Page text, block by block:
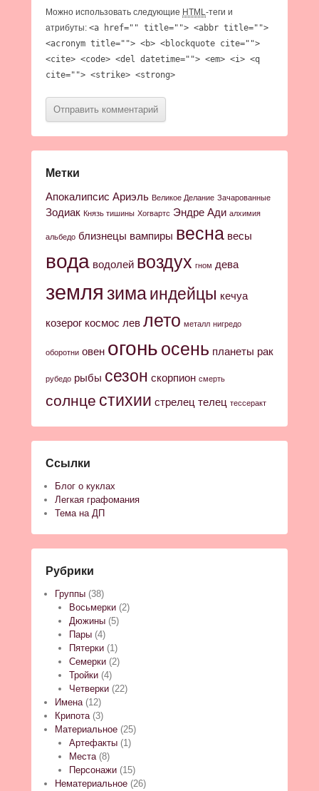
Можно использовать следующие HTML-теги и
атрибуты: <a href="" title=""> <abbr title="">
<acronym title=""> <b> <blockquote cite="">
<cite> <code> <del datetime=""> <em> <i> <q
cite=""> <strike> <strong>
Метки
Апокалипсис Ариэль Великое Делание Зачарованные
Зодиак Князь тишины Хогвартс Эндре Ади алхимия
альбедо близнецы вампиры весна весы
вода водолей воздух гном дева
земля зимаиндейцы кечуа
козерог космос лев лето металл нигредо
оборотни овен огонь осень планеты рак
рубедо рыбы сезон скорпион смерть
солнце стихии стрелец телец тессеракт
Ссылки
Блог о куклах
Легкая графомания
Тема на ДП
Рубрики
Группы (38)
Восьмерки(2)
Дюжины(5)
Пары(4)
Пятерки(1)
Семерки(2)
Тройки(4)
Четверки(22)
Имена(12)
Крипота(3)
Материальное (25)
Артефакты(1)
Места(8)
Персонажи(15)
Нематериальное (26)